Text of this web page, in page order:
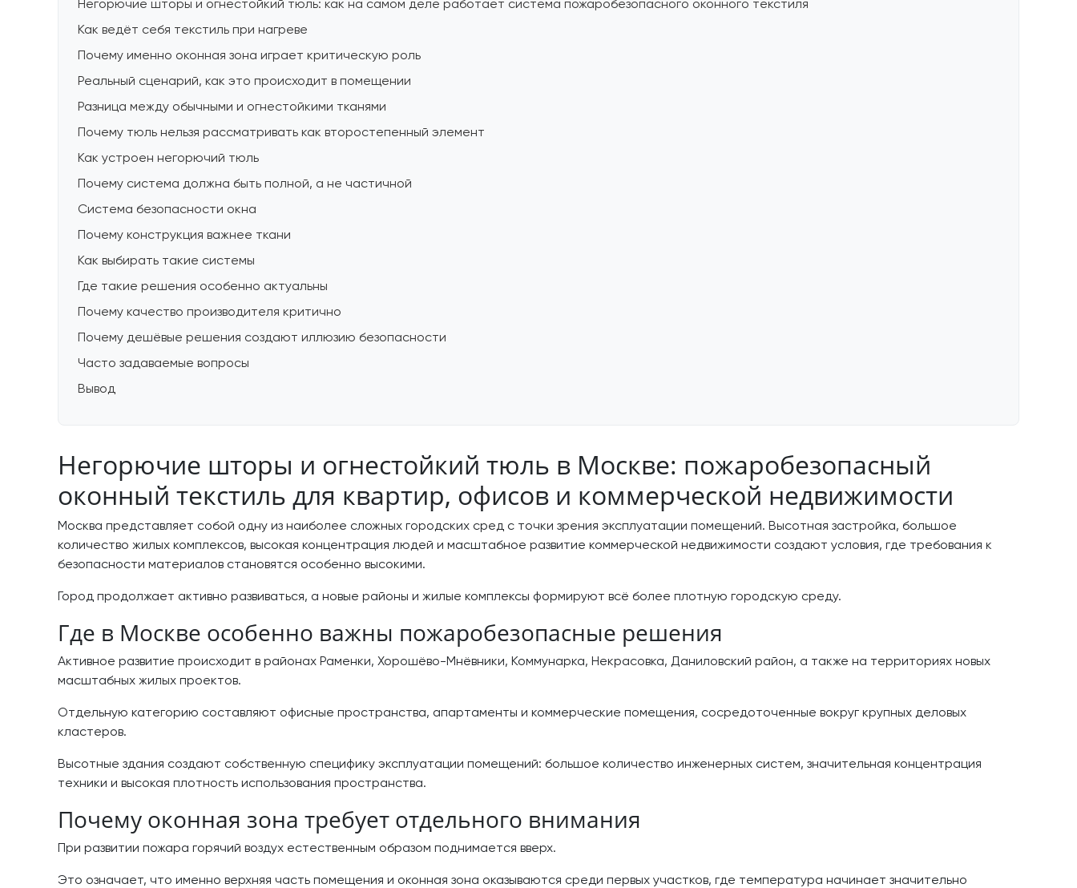
Негорючие шторы и огнестойкий тюль: как на самом деле работает система пожаробезопасного оконного текстиля
Как ведёт себя текстиль при нагреве
Почему именно оконная зона играет критическую роль
Реальный сценарий, как это происходит в помещении
Разница между обычными и огнестойкими тканями
Почему тюль нельзя рассматривать как второстепенный элемент
Как устроен негорючий тюль
Почему система должна быть полной, а не частичной
Система безопасности окна
Почему конструкция важнее ткани
Как выбирать такие системы
Где такие решения особенно актуальны
Почему качество производителя критично
Почему дешёвые решения создают иллюзию безопасности
Часто задаваемые вопросы
Вывод
Негорючие шторы и огнестойкий тюль в Москве: пожаробезопасный
оконный текстиль для квартир, офисов и коммерческой недвижимости
Москва представляет собой одну из наиболее сложных городских сред с точки зрения эксплуатации помещений. Высотная застройка, большое
количество жилых комплексов, высокая концентрация людей и масштабное развитие коммерческой недвижимости создают условия, где требования к
безопасности материалов становятся особенно высокими.
Город продолжает активно развиваться, а новые районы и жилые комплексы формируют всё более плотную городскую среду.
Где в Москве особенно важны пожаробезопасные решения
Активное развитие происходит в районах Раменки, Хорошёво-Мнёвники, Коммунарка, Некрасовка, Даниловский район, а также на территориях новых
масштабных жилых проектов.
Отдельную категорию составляют офисные пространства, апартаменты и коммерческие помещения, сосредоточенные вокруг крупных деловых
кластеров.
Высотные здания создают собственную специфику эксплуатации помещений: большое количество инженерных систем, значительная концентрация
техники и высокая плотность использования пространства.
Почему оконная зона требует отдельного внимания
При развитии пожара горячий воздух естественным образом поднимается вверх.
Это означает, что именно верхняя часть помещения и оконная зона оказываются среди первых участков, где температура начинает значительно